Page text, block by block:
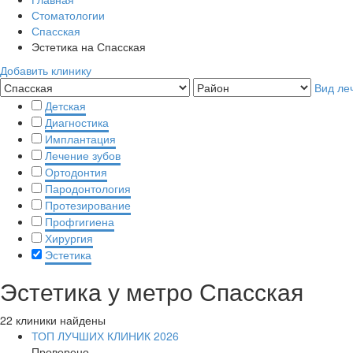
Стоматологии
Спасская
Эстетика на Спасская
Добавить клинику
Вид
Детская
Диагностика
Имплантация
Лечение зубов
Ортодонтия
Пародонтология
Протезирование
Профгигиена
Хирургия
Эстетика
Эстетика у метро Спасская
22 клиники найдены
ТОП ЛУЧШИХ КЛИНИК 2026